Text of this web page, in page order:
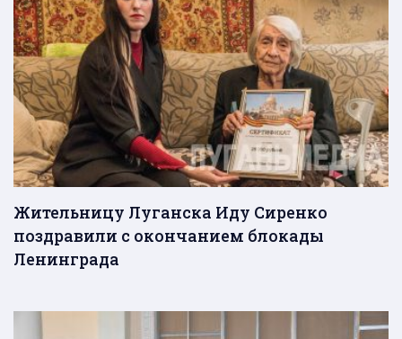
Жительницу Луганска Иду Сиренко
поздравили с окончанием блокады
Ленинграда